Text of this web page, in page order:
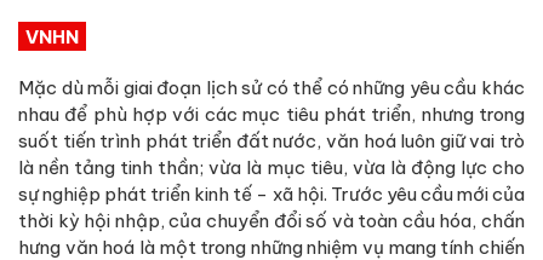
VNHN
Mặc dù mỗi giai đoạn lịch sử có thể có những yêu cầu khác
nhau để phù hợp với các mục tiêu phát triển, nhưng trong
suốt tiến trình phát triển đất nước, văn hoá luôn giữ vai trò
là nền tảng tinh thần; vừa là mục tiêu, vừa là động lực cho
sự nghiệp phát triển kinh tế - xã hội. Trước yêu cầu mới của
thời kỳ hội nhập, của chuyển đổi số và toàn cầu hóa, chấn
hưng văn hoá là một trong những nhiệm vụ mang tính chiến